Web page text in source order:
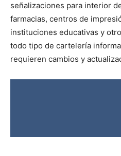
señalizaciones para interior
farmacias, centros de
instituciones educativas y
todo tipo de cartelería
requieren cambios y